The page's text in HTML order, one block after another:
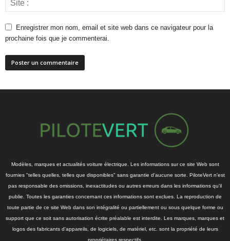
Enregistrer mon nom, email et site web dans ce navigateur pour la
prochaine fois que je commenterai.
Modèles, marques et actualités voiture électrique. Les informations sur ce site Web sont
fournies "telles quelles, telles que disponibles" sans garantie d'aucune sorte. PiloteVert n'est
pas responsable des omissions, inexactitudes ou autres erreurs dans les informations qu'il
publie. Toutes les garanties concernant ces informations sont exclues. La reproduction de
toute partie de ce site Web dans son intégralité ou partiellement ou sous quelque forme ou
support que ce soit sans autorisation écrite préalable est interdite. Les marques, marques et
logos des fabricants d'appareils, de logiciels, de matériel, etc. sont la propriété de leurs
propriétaires respectifs.